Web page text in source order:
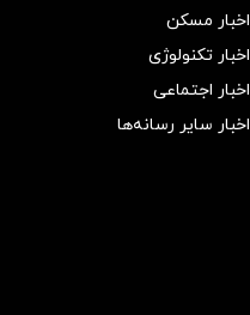
اخبار مسکن
اخبار تکنولوژی
اخبار اجتماعی
اخبار سایر رسانه‌‌ها